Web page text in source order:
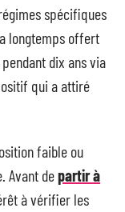
spécifiques
longtemps offert
dix ans via
qui a attiré
faible ou
Avant departir à
à vérifier les